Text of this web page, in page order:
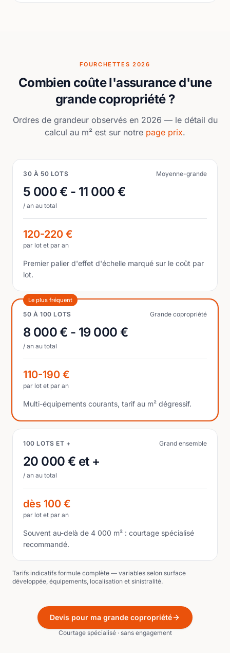
FOURCHETTES 2026
Combien coûte l'assurance d'une
grande copropriété ?
Ordres de grandeur observés en 2026 — le détail du
calcul au m² est sur notre page prix.
30 À 50 LOTS Moyenne-grande
5 000 € - 11 000 €
/ an au total
120-220 €
par lot et par an
Premier palier d'effet d'échelle marqué sur le coût par
lot.
Le plus fréquent
50 À 100 LOTS Grande copropriété
8 000 € - 19 000 €
/ an au total
110-190 €
par lot et par an
Multi-équipements courants, tarif au m² dégressif.
100 LOTS ET + Grand ensemble
20 000 € et +
/ an au total
dès 100 €
par lot et par an
Souvent au-delà de 4 000 m² : courtage spécialisé
recommandé.
Tarifs indicatifs formule complète — variables selon surface
développée, équipements, localisation et sinistralité.
Devis pour ma grande copropriété
Courtage spécialisé · sans engagement